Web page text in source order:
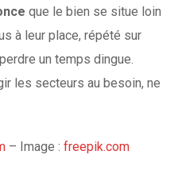
que le bien se situe loin
à leur place, répété sur
un temps dingue.
les secteurs au besoin, ne
– Image : freepik.com